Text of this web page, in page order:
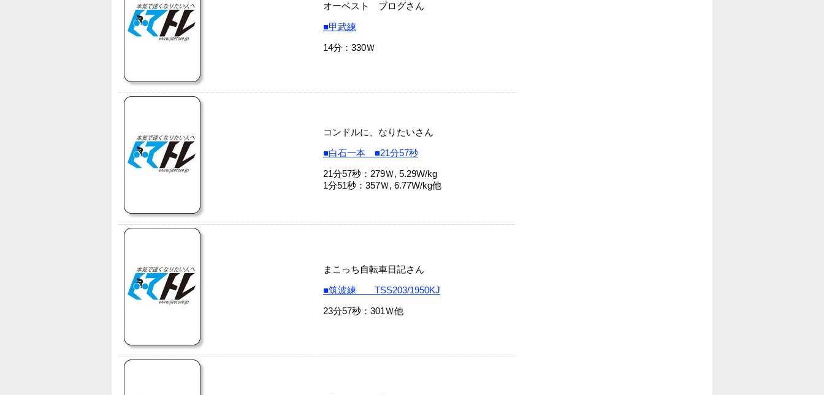
オーベスト ブログさん
■甲武練
14分：330Ｗ
コンドルに、なりたいさん
■白石一本 ■21分57秒
21分57秒：279Ｗ, 5.29W/kg
1分51秒：357Ｗ, 6.77W/kg他
まこっち自転車日記さん
■筑波練 TSS203/1950KJ
23分57秒：301Ｗ他